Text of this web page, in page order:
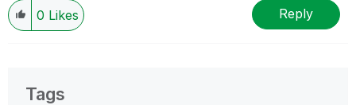
0 Likes Reply
Tags